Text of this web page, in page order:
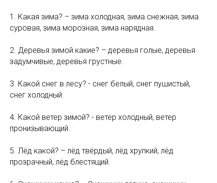
1. Какая зима? – зима холодная, зима снежная, зима
суровая, зима морозная, зима нарядная.
2. Деревья зимой какие? – деревья голые, деревья
задумчивые, деревья грустные.
3. Какой снег в лесу? - снег белый, снег пушистый,
снег холодный.
4. Какой ветер зимой? - ветер холодный, ветер
пронизывающий.
5. Лёд какой? – лёд твёрдый, лёд хрупкий, лёд
прозрачный, лёд блестящий.